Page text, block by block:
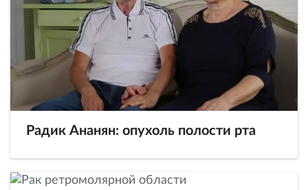
Радик Ананян: опухоль полости рта